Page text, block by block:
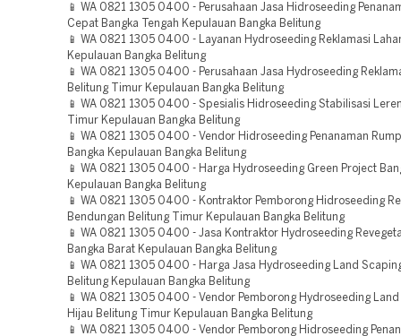
📱 WA 0821 1305 0400 - Perusahaan Jasa Hidroseeding
Cepat Bangka Tengah Kepulauan Bangka Belitung
📱 WA 0821 1305 0400 - Layanan Hydroseeding Reklamasi
Kepulauan Bangka Belitung
📱 WA 0821 1305 0400 - Perusahaan Jasa Hydroseeding
Belitung Timur Kepulauan Bangka Belitung
📱 WA 0821 1305 0400 - Spesialis Hidroseeding Stabilisasi
Timur Kepulauan Bangka Belitung
📱 WA 0821 1305 0400 - Vendor Hidroseeding Penanaman
Bangka Kepulauan Bangka Belitung
📱 WA 0821 1305 0400 - Harga Hydroseeding Green Project
Kepulauan Bangka Belitung
📱 WA 0821 1305 0400 - Kontraktor Pemborong Hidroseeding
Bendungan Belitung Timur Kepulauan Bangka Belitung
📱 WA 0821 1305 0400 - Jasa Kontraktor Hydroseeding
Bangka Barat Kepulauan Bangka Belitung
📱 WA 0821 1305 0400 - Harga Jasa Hydroseeding Land
Belitung Kepulauan Bangka Belitung
📱 WA 0821 1305 0400 - Vendor Pemborong Hydroseeding
Hijau Belitung Timur Kepulauan Bangka Belitung
📱 WA 0821 1305 0400 - Vendor Pemborong Hidroseeding